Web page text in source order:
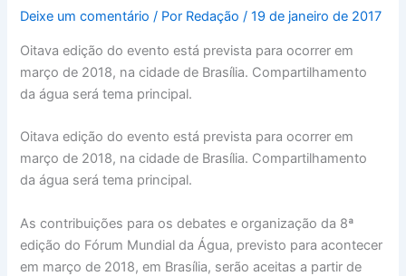
Deixe um comentário / Por Redação/19 de janeiro de 2017
Oitava edição do evento está prevista para ocorrer em
março de 2018, na cidade de Brasília. Compartilhamento
da água será tema principal.
Oitava edição do evento está prevista para ocorrer em
março de 2018, na cidade de Brasília. Compartilhamento
da água será tema principal.
As contribuições para os debates e organização da 8ª
edição do Fórum Mundial da Água, previsto para acontecer
em março de 2018, em Brasília, serão aceitas a partir de